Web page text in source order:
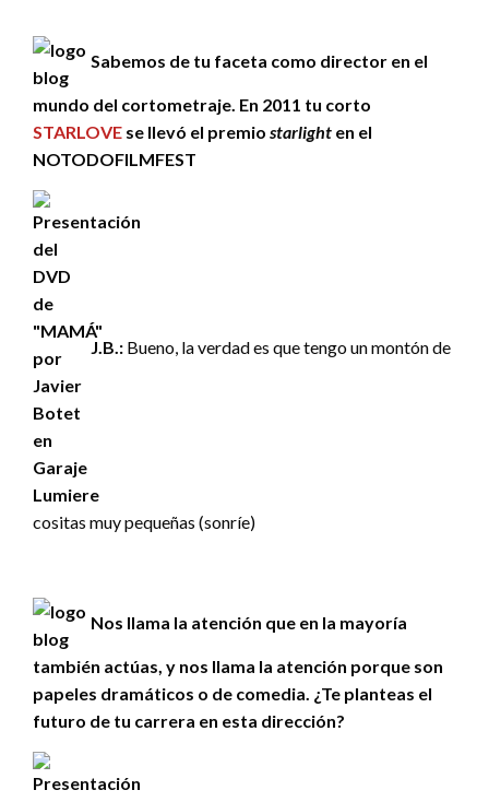
Sabemos de tu faceta como director en el
mundo del cortometraje. En 2011 tu corto
STARLOVE se llevó el premio starlight en el
NOTODOFILMFEST
J.B.: Bueno, la verdad es que tengo un montón de
cositas muy pequeñas (sonríe)
Nos llama la atención que en la mayoría
también actúas, y nos llama la atención porque son
papeles dramáticos o de comedia. ¿Te planteas el
futuro de tu carrera en esta dirección?